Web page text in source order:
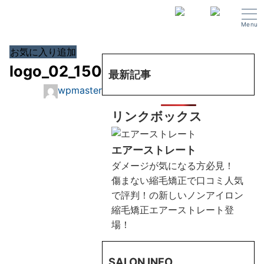
Menu
お気に入り追加
logo_02_150
wpmaster
最新記事
リンクボックス
エアーストレート
ダメージが気になる方必見！
傷まない縮毛矯正で口コミ人気
で評判！の新しいノンアイロン
縮毛矯正エアーストレート登
場！